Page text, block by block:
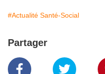
#Actualité Santé-Social
Partager